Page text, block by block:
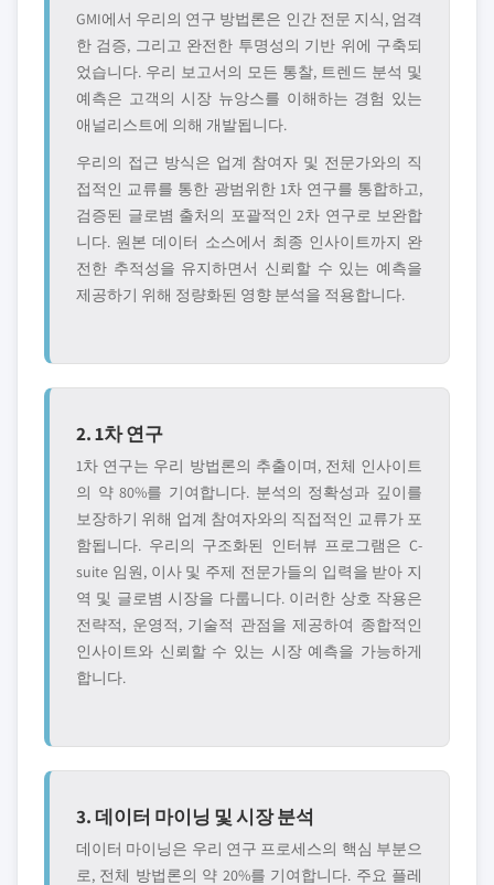
GMI에서 우리의 연구 방법론은 인간 전문 지식, 엄격
한 검증, 그리고 완전한 투명성의 기반 위에 구축되
었습니다. 우리 보고서의 모든 통찰, 트렌드 분석 및
예측은 고객의 시장 뉴앙스를 이해하는 경험 있는
애널리스트에 의해 개발됩니다.
우리의 접근 방식은 업계 참여자 및 전문가와의 직
접적인 교류를 통한 광범위한 1차 연구를 통합하고,
검증된 글로볌 출처의 포괄적인 2차 연구로 보완합
니다. 원본 데이터 소스에서 최종 인사이트까지 완
전한 추적성을 유지하면서 신뢰할 수 있는 예측을
제공하기 위해 정량화된 영향 분석을 적용합니다.
2. 1차 연구
1차 연구는 우리 방법론의 추출이며, 전체 인사이트
의 약 80%를 기여합니다. 분석의 정확성과 깊이를
보장하기 위해 업계 참여자와의 직접적인 교류가 포
함됩니다. 우리의 구조화된 인터뷰 프로그램은 C-
suite 임원, 이사 및 주제 전문가들의 입력을 받아 지
역 및 글로볌 시장을 다룹니다. 이러한 상호 작용은
전략적, 운영적, 기술적 관점을 제공하여 종합적인
인사이트와 신뢰할 수 있는 시장 예측을 가능하게
합니다.
3. 데이터 마이닝 및 시장 분석
데이터 마이닝은 우리 연구 프로세스의 핵심 부분으
로, 전체 방법론의 약 20%를 기여합니다. 주요 플레